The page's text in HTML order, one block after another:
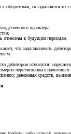
к оборотным, складываются из
характера;
отнесены к будущим периодам.
что задолженность
дебиторов относятся:
перечисленных налоговых
денежных средств,